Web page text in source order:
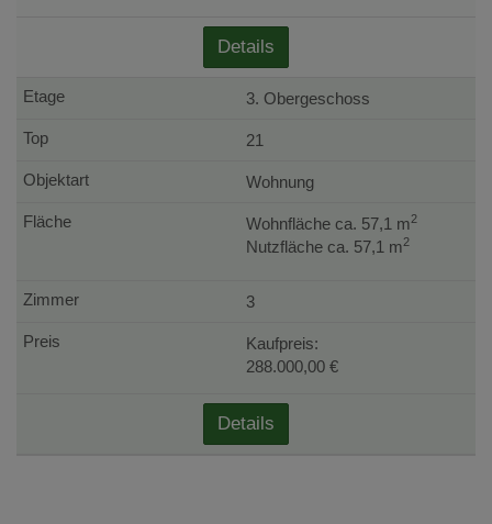
Details
3. Obergeschoss
21
Wohnung
Wohnfläche ca. 57,1 m2
Nutzfläche ca. 57,1 m2
3
Kaufpreis:
288.000,00 €
Details